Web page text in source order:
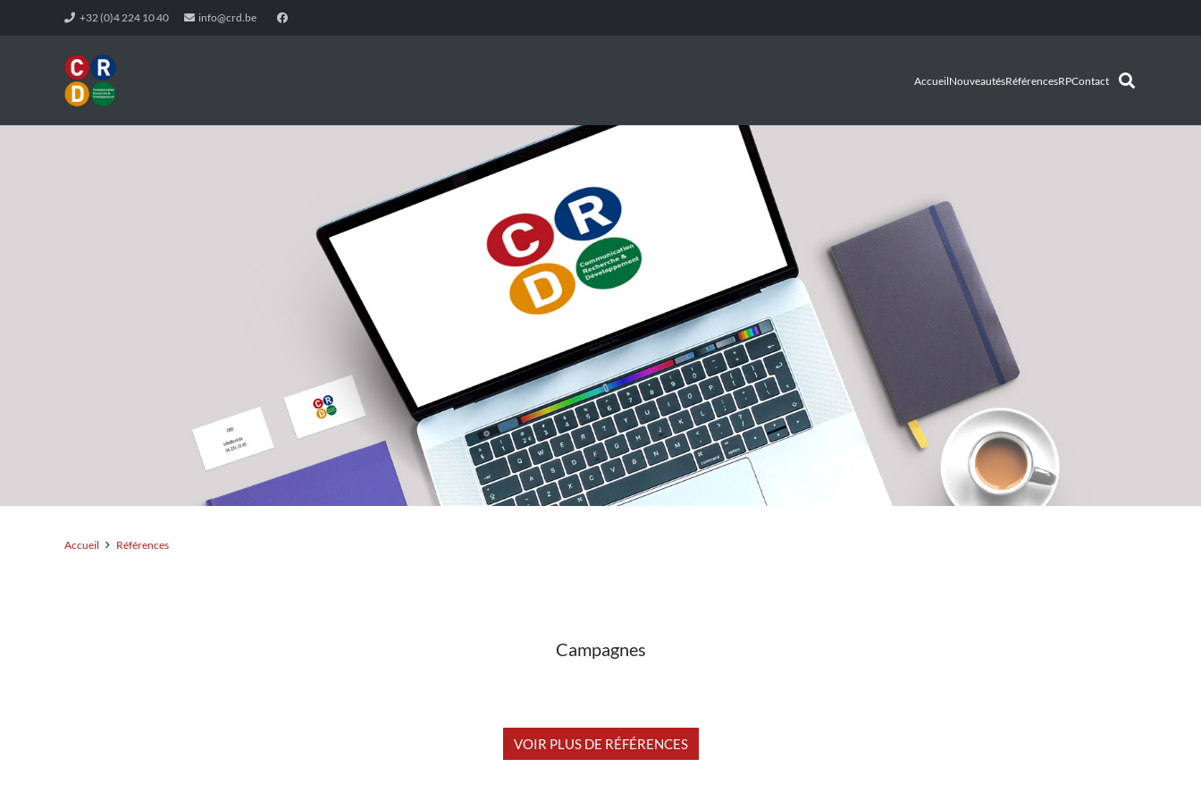
+32 (0)4 224 10 40 info@crd.be
AccueilNouveautésRéférencesRPContact
Accueil Références
Campagnes
VOIR PLUS DE RÉFÉRENCES